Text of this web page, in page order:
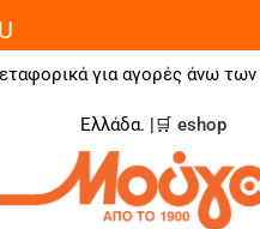
για αγορές άνω των
Ελλάδα. |🛒 eshop